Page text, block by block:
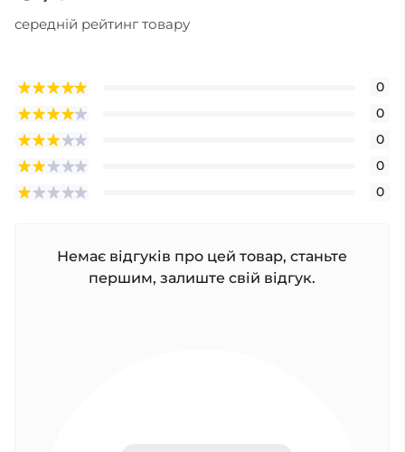
середній рейтинг товару
0
0
0
0
0
Немає відгуків про цей товар, станьте
першим, залиште свій відгук.